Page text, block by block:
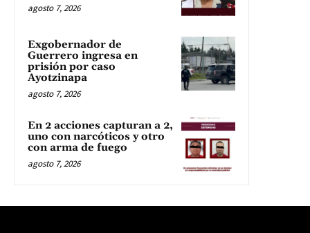
agosto 7, 2026
Exgobernador de
Guerrero ingresa en
prisión por caso
Ayotzinapa
agosto 7, 2026
En 2 acciones capturan a 2,
uno con narcóticos y otro
con arma de fuego
agosto 7, 2026